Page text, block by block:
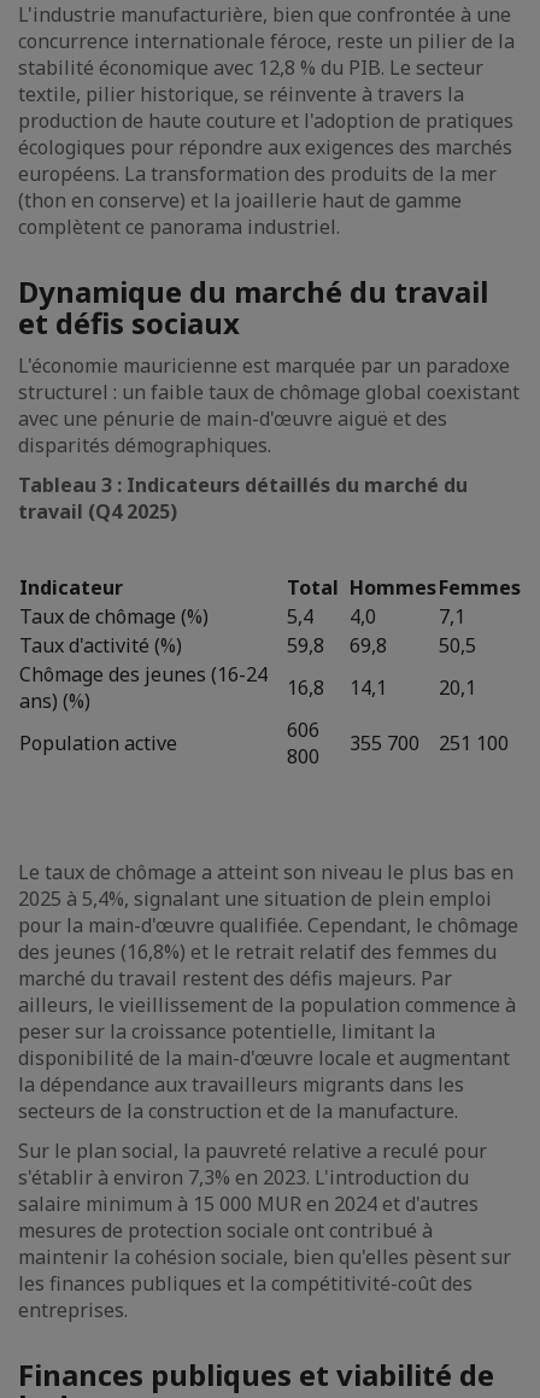
L'industrie manufacturière, bien que confrontée à une
concurrence internationale féroce, reste un pilier de la
stabilité économique avec 12,8 % du PIB. Le secteur
textile, pilier historique, se réinvente à travers la
production de haute couture et l'adoption de pratiques
écologiques pour répondre aux exigences des marchés
européens. La transformation des produits de la mer
(thon en conserve) et la joaillerie haut de gamme
complètent ce panorama industriel.
Dynamique du marché du travail
et défis sociaux
L'économie mauricienne est marquée par un paradoxe
structurel : un faible taux de chômage global coexistant
avec une pénurie de main-d'œuvre aiguë et des
disparités démographiques.
Tableau 3 : Indicateurs détaillés du marché du
travail (Q4 2025)
Indicateur Total HommesFemmes
Taux de chômage (%)
5,4 4,0
7,1
Taux d'activité (%)
59,8 69,8
50,5
Chômage des jeunes (16-24
ans) (%)
16,8 14,1 20,1
Population active
606
800
355 700 251 100
Le taux de chômage a atteint son niveau le plus bas en
2025 à 5,4%, signalant une situation de plein emploi
pour la main-d'œuvre qualifiée. Cependant, le chômage
des jeunes (16,8%) et le retrait relatif des femmes du
marché du travail restent des défis majeurs. Par
ailleurs, le vieillissement de la population commence à
peser sur la croissance potentielle, limitant la
disponibilité de la main-d'œuvre locale et augmentant
la dépendance aux travailleurs migrants dans les
secteurs de la construction et de la manufacture.
Sur le plan social, la pauvreté relative a reculé pour
s'établir à environ 7,3% en 2023. L'introduction du
salaire minimum à 15 000 MUR en 2024 et d'autres
mesures de protection sociale ont contribué à
maintenir la cohésion sociale, bien qu'elles pèsent sur
les finances publiques et la compétitivité-coût des
entreprises.
Finances publiques et viabilité de